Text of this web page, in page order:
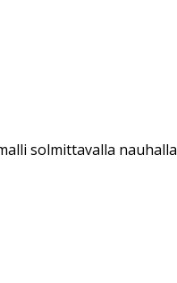
solmittavalla nauhalla